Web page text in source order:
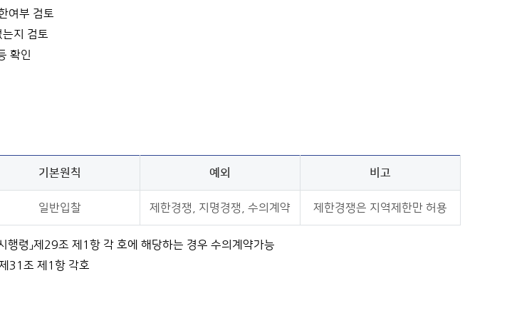
여부 검토
지 검토
확인
기본원칙 예외 비고
일반입찰 제한경쟁, 지명경쟁, 수의계약 제한경쟁은 지역제한만 허용
행령」제29조 제1항 각 호에 해당하는 경우 수의계약가능
제31조 제1항 각호